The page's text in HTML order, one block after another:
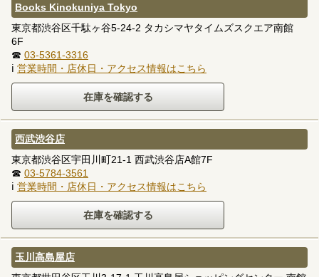
Books Kinokuniya Tokyo
東京都渋谷区千駄ヶ谷5-24-2 タカシマヤタイムズスクエア南館
6F
☎ 03-5361-3316
ℹ 営業時間・店休日・アクセス情報はこちら
西武渋谷店
東京都渋谷区宇田川町21-1 西武渋谷店A館7F
☎ 03-5784-3561
ℹ 営業時間・店休日・アクセス情報はこちら
玉川高島屋店